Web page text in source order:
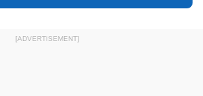
[ADVERTISEMENT]